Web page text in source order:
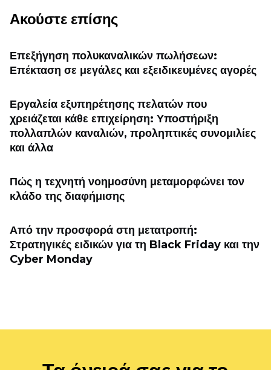
Ακούστε επίσης
Επεξήγηση πολυκαναλικών πωλήσεων:
Επέκταση σε μεγάλες και εξειδικευμένες αγορές
Εργαλεία εξυπηρέτησης πελατών που
χρειάζεται κάθε επιχείρηση: Υποστήριξη
πολλαπλών καναλιών, προληπτικές συνομιλίες
και άλλα
Πώς η τεχνητή νοημοσύνη μεταμορφώνει τον
κλάδο της διαφήμισης
Από την προσφορά στη μετατροπή:
Στρατηγικές ειδικών για τη Black Friday και την
Cyber ​​Monday